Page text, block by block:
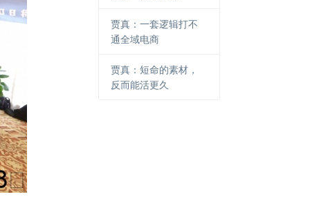
贾真：一套逻辑打不
通全域电商
贾真：短命的素材，
反而能活更久